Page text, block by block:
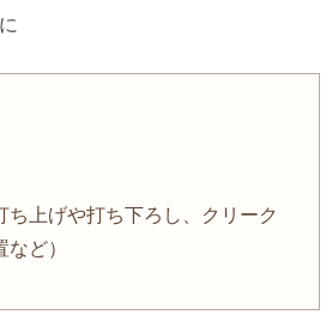
ち上げや打ち下ろし、クリーク
ど）